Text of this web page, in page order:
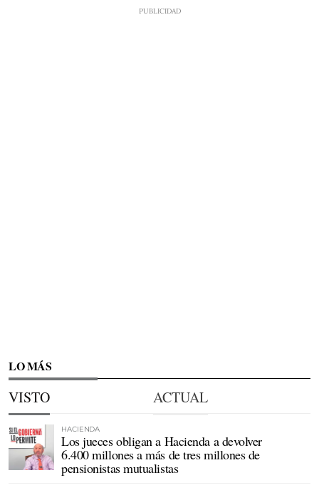
LO MÁS
VISTO ACTUAL
HACIENDA
Los jueces obligan a Hacienda a devolver
6.400 millones a más de tres millones de
pensionistas mutualistas